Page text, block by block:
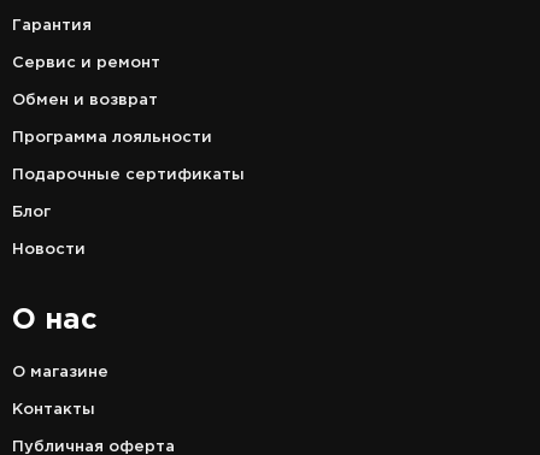
Гарантия
Сервис и ремонт
Обмен и возврат
Программа лояльности
Подарочные сертификаты
Блог
Новости
О нас
О магазине
Контакты
Публичная оферта